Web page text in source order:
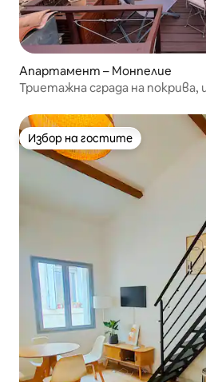
Апартамент – Монпелие
Триетажна сграда на
Избор на гостите
Избор на гостите